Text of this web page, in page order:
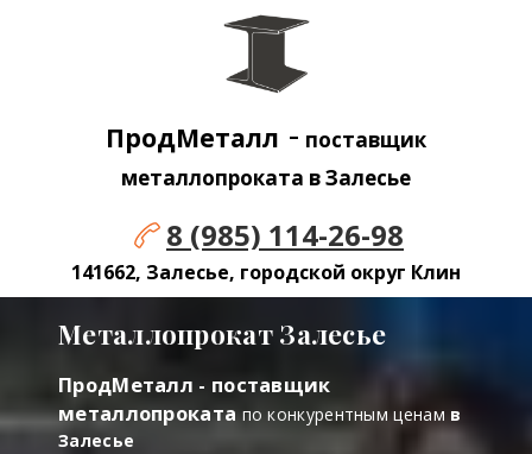
ПродМеталл - поставщик
металлопроката в Залесье
8 (985) 114-26-98
141662, Залесье, городской округ Клин
Металлопрокат Залесье
ПродМеталл - поставщик
металлопроката по конкурентным ценам в
Залесье